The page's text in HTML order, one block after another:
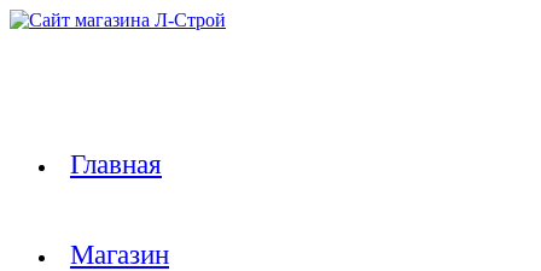
Перейти
Главная
Магазин